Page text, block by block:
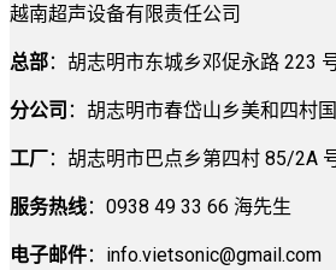
越南超声设备有限责任公司
总部：胡志明市东城乡邓促永路 223
分公司 ：胡志明市春岱山乡美和四村
工厂：胡志明市巴点乡第四村 85/2A
服务热线：0938 49 33 66 海先生
电子邮件： info.vietsonic@gmail.com